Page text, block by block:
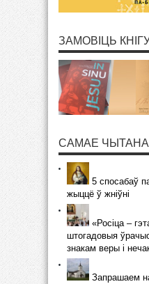
ЗАМОВІЦЬ
САМАЕ
5 спосабаў
жыццё ў жніўні
«Росіца –
штогадовыя
знакам веры і
Запрашаем